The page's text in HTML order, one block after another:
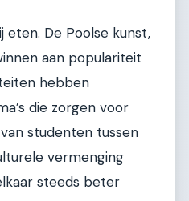
De Poolse kunst,
aan populariteit
hebben
die zorgen voor
studenten tussen
vermenging
steeds beter